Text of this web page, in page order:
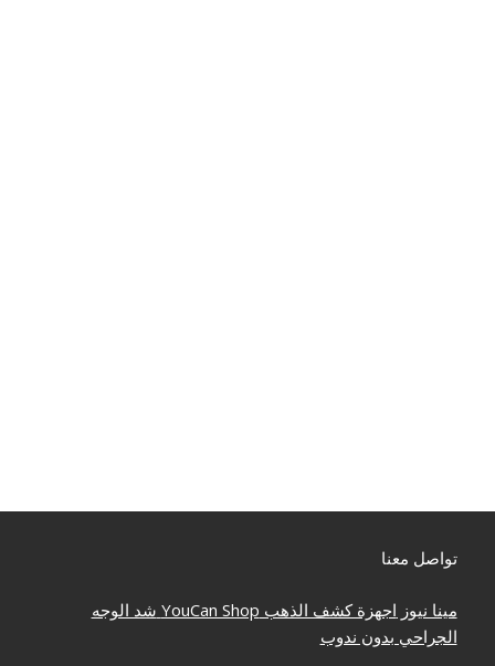
تواصل معنا
مينا نيوز اجهزة كشف الذهب YouCan Shop شد الوجه
الجراحي بدون ندوب